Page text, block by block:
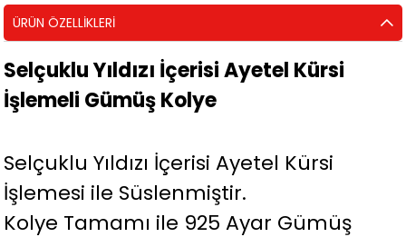
ÜRÜN ÖZELLIKLERI
Selçuklu Yıldızı İçerisi Ayetel Kürsi
İşlemeli Gümüş Kolye
Selçuklu Yıldızı İçerisi Ayetel Kürsi
İşlemesi ile Süslenmiştir.
Kolye Tamamı ile 925 Ayar Gümüş